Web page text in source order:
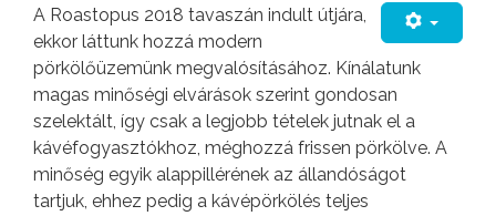
A Roastopus 2018 tavaszán indult útjára,
ekkor láttunk hozzá modern
pörkölőüzemünk megvalósításához. Kínálatunk
magas minőségi elvárások szerint gondosan
szelektált, így csak a legjobb tételek jutnak el a
kávéfogyasztókhoz, méghozzá frissen pörkölve. A
minőség egyik alappillérének az állandóságot
tartjuk, ehhez pedig a kávépörkölés teljes